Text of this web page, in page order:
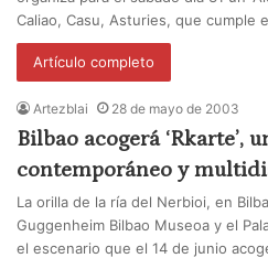
Caliao, Casu, Asturies, que cumple
Artículo completo
Artezblai 28 de mayo de 2003
Bilbao acogerá ‘Rkarte’,
contemporáneo y
La orilla de la ría del Nerbioi, en
Guggenheim Bilbao Museoa y el
el escenario que el 14 de junio